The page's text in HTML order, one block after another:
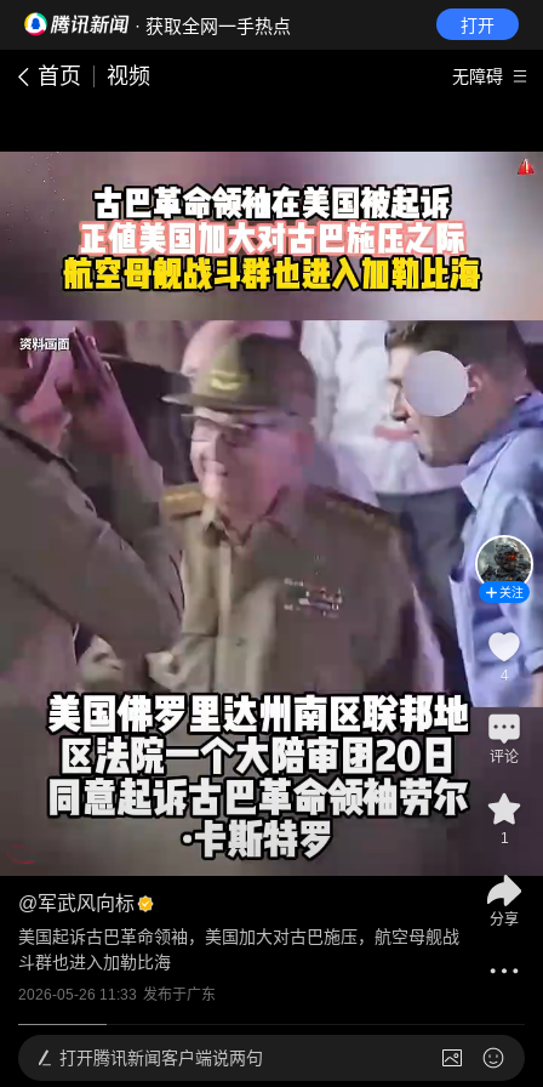
· 获取全网一手热点 打开
首页 视频 无障碍
@军武风向标
美国起诉古巴革命领袖，美国加大对古巴施压，航空母舰战
斗群也进入加勒比海
2026-05-26 11:33 发布于广东
关注
4
评论
1
分享
打开腾讯新闻客户端说两句